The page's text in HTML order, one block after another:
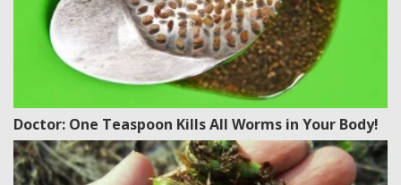
Doctor: One Teaspoon Kills All Worms in Your Body!